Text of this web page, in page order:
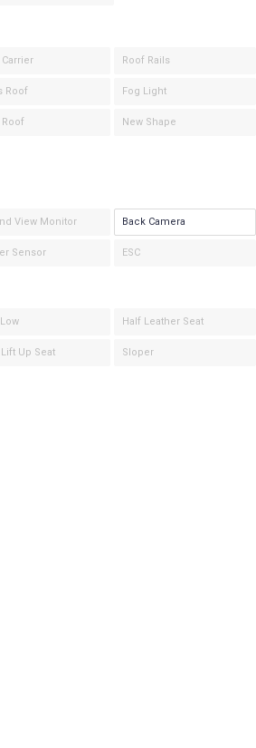
Carrier Roof Rails
Roof Fog Light
Roof New Shape
View Monitor Back Camera
Sensor ESC
Half Leather Seat
Up Seat Sloper